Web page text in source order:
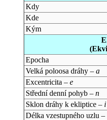
Kdy
Kde
Kým
Epocha
Velká poloosa dráhy – a
Excentricita – e
Střední denní pohyb – n
Sklon dráhy k ekliptice – i
Délka vzestupného uzlu –